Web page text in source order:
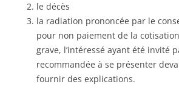
le décès
la radiation prononcée par le
pour non paiement de la
grave, l’intéressé ayant été invité
recommandée à se présenter
fournir des explications.